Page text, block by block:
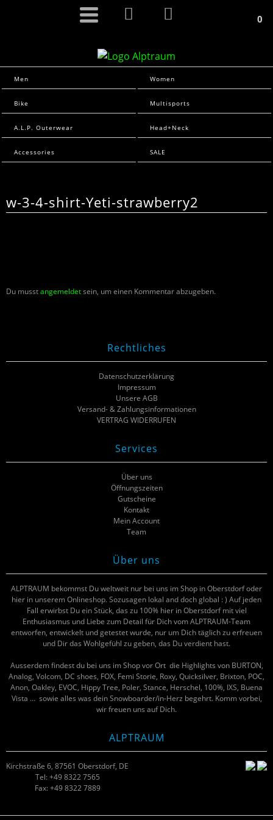
0
Men Women
Bike Multisports
A.L.P. Outerwear Head+Neck
Accessories SALE
w-3-4-shirt-Yeti-strawberry2
Du musstangemeldetsein, um einen Kommentar abzugeben.
Rechtliches
Datenschutzerklärung
Impressum
Unsere AGB
Versand- & Zahlungsinformationen
VERTRAG WIDERRUFEN
Services
Über uns
Öffnungszeiten
Gutscheine
Kontakt
Mein Account
Team
Über uns
ALPTRAUM bekommst Du weltweit nur bei uns im Shop in Oberstdorf oder
hier in unserem Onlineshop. Sozusagen lokal and doch global : ) Auf jeden
Fall erwirbst Du ein Stück, das zu 100% hier in Oberstdorf mit viel
Enthusiasmus und Liebe zum Detail für Dich vom ALPTRAUM-Team
entworfen, entwickelt und getestet wurde, nur um Dich täglich zu erfreuen
und Dir das Wohlgefühl zu geben, das Du verdient hast.
Ausserdem findest du bei uns im Shop vor Ort die Highlights von BURTON,
Analog, Volcom, DC shoes, FOX, Femi Storie, Roxy, Quicksilver, Brixton, POC,
Anon, Oakley, EVOC, Hippy Tree, Poler, Stance, Herschel, 100%, IXS, Buena
Vista … sowie alles was dein Snowboarder/in-Herz begehrt. Komm vorbei,
wir freuen uns auf Dich.
ALPTRAUM
Kirchstraße 6, 87561 Oberstdorf, DE
Tel: +49 8322 7565
Fax: +49 8322 7889